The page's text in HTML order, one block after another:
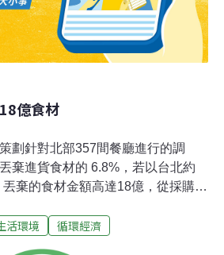
色還可以調整
億食材
劃針對北部357間餐廳進行的調
棄進貨食材的 6.8%，若以台北約
棄的食材金額高達18億，從採購到
採購過量及餐廳無法掌握消費者需
活環境 循環經濟